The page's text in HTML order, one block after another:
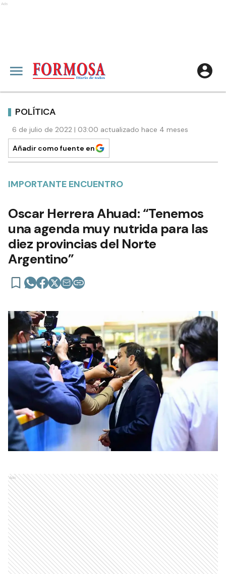
Ads
POLÍTICA
6 de julio de 2022 | 03:00 actualizado hace 4 meses
Añadir como fuente en
IMPORTANTE ENCUENTRO
Oscar Herrera Ahuad: “Tenemos
una agenda muy nutrida para las
diez provincias del Norte
Argentino”
Ads